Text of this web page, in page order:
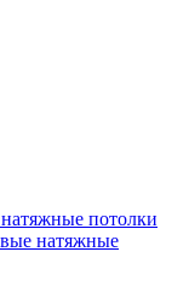
потолки
натяжные